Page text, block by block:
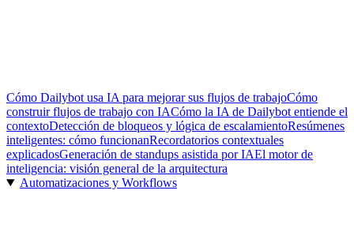
Cómo Dailybot usa IA para mejorar sus flujos de trabajoCómo
construir flujos de trabajo con IACómo la IA de Dailybot entiende el
contextoDetección de bloqueos y lógica de escalamientoResúmenes
inteligentes: cómo funcionanRecordatorios contextuales
explicadosGeneración de standups asistida por IAEl motor de
inteligencia: visión general de la arquitectura
Automatizaciones y Workflows